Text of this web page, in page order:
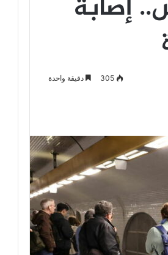
إصابة
305 دقيقة واحدة